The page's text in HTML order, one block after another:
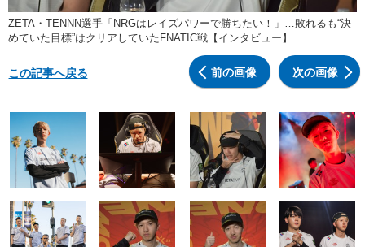
ZETA・TENNN選手「NRGはレイズパワーで勝ちたい！」…敗れるも“決
めていた目標”はクリアしていたFNATIC戦【インタビュー】
前の画像 次の画像
この記事へ戻る